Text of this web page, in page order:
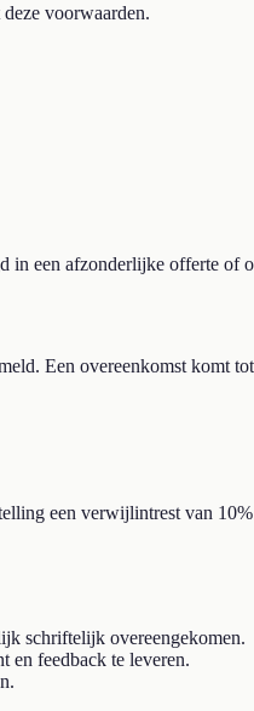
voorwaarden.
in een afzonderlijke offerte of
Een overeenkomst komt
een verwijlintrest van
schriftelijk overeengekomen.
en feedback te leveren.